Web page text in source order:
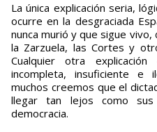
La única explicación seria,
ocurre en la desgraciada
nunca murió y que sigue
la Zarzuela, las Cortes y
Cualquier otra
incompleta, insuficiente e
muchos creemos que el
llegar tan lejos como
democracia.